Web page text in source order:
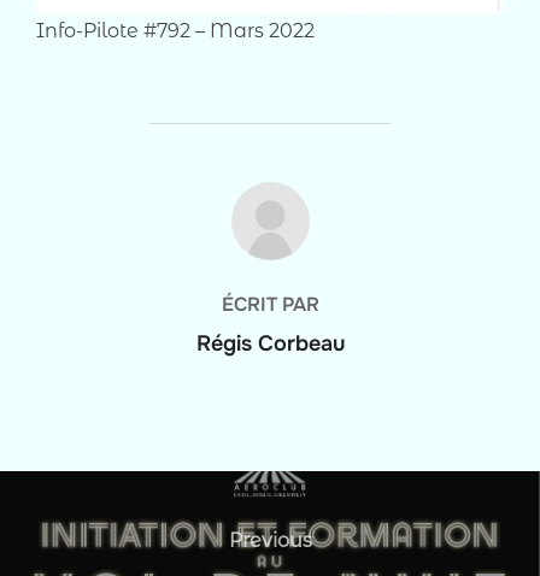
Info-Pilote #792 – Mars 2022
AUTEUR DE LA PUBLICATION
ÉCRIT PAR
Régis Corbeau
de
Previous
Previous